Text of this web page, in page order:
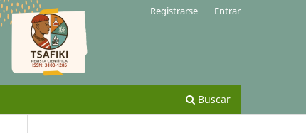
Buscar
Registrarse Entrar